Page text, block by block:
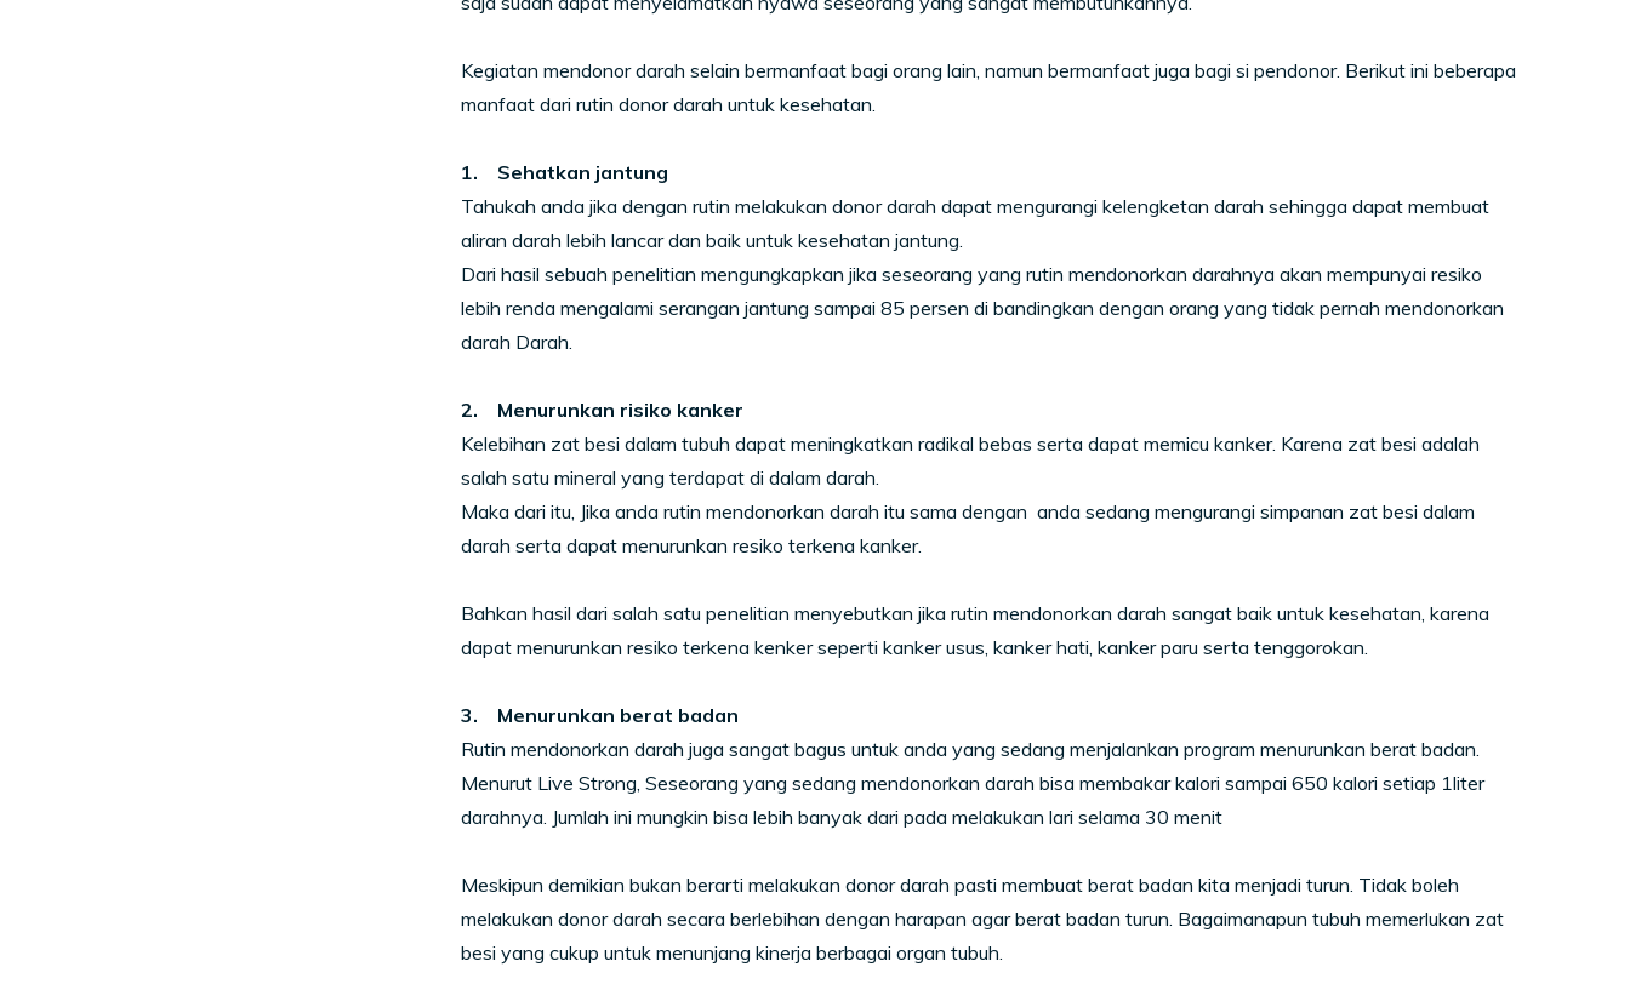
Kegiatan mendonor darah selain bermanfaat bagi orang lain, namun bermanfaat juga bagi si pendonor. Berikut ini beberapa
manfaat dari rutin donor darah untuk kesehatan.
1. Sehatkan jantung
Tahukah anda jika dengan rutin melakukan donor darah dapat mengurangi kelengketan darah sehingga dapat membuat
aliran darah lebih lancar dan baik untuk kesehatan jantung.
Dari hasil sebuah penelitian mengungkapkan jika seseorang yang rutin mendonorkan darahnya akan mempunyai resiko
lebih renda mengalami serangan jantung sampai 85 persen di bandingkan dengan orang yang tidak pernah mendonorkan
darah Darah.
2. Menurunkan risiko kanker
Kelebihan zat besi dalam tubuh dapat meningkatkan radikal bebas serta dapat memicu kanker. Karena zat besi adalah
salah satu mineral yang terdapat di dalam darah.
Maka dari itu, Jika anda rutin mendonorkan darah itu sama dengan anda sedang mengurangi simpanan zat besi dalam
darah serta dapat menurunkan resiko terkena kanker.
Bahkan hasil dari salah satu penelitian menyebutkan jika rutin mendonorkan darah sangat baik untuk kesehatan, karena
dapat menurunkan resiko terkena kenker seperti kanker usus, kanker hati, kanker paru serta tenggorokan.
3. Menurunkan berat badan
Rutin mendonorkan darah juga sangat bagus untuk anda yang sedang menjalankan program menurunkan berat badan.
Menurut Live Strong, Seseorang yang sedang mendonorkan darah bisa membakar kalori sampai 650 kalori setiap 1liter
darahnya. Jumlah ini mungkin bisa lebih banyak dari pada melakukan lari selama 30 menit
Meskipun demikian bukan berarti melakukan donor darah pasti membuat berat badan kita menjadi turun. Tidak boleh
melakukan donor darah secara berlebihan dengan harapan agar berat badan turun. Bagaimanapun tubuh memerlukan zat
besi yang cukup untuk menunjang kinerja berbagai organ tubuh.